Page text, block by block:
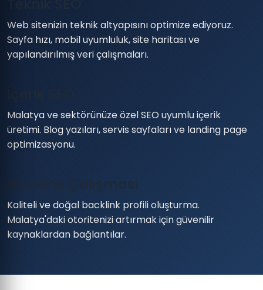
Web sitenizin teknik altyapısını optimize ediyoruz.
Sayfa hızı, mobil uyumluluk, site haritası ve
yapılandırılmış veri çalışmaları.
Malatya ve sektörünüze özel SEO uyumlu içerik
üretimi. Blog yazıları, servis sayfaları ve landing page
optimizasyonu.
Backlink Çalışması
Kaliteli ve doğal backlink profili oluşturma.
Malatya'daki otoritenizi artırmak için güvenilir
kaynaklardan bağlantılar.